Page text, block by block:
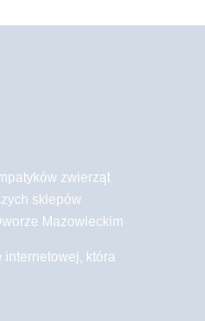
zwierząt
sklepów
Mazowieckim
internetowej, która